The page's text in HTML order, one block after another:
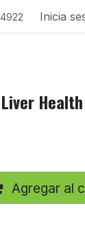
Inicia
Agregar al